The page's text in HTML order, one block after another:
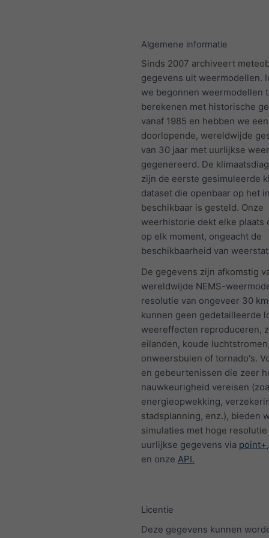
Algemene informatie
Sinds 2007 archiveert
gegevens uit weermodellen.
we begonnen weermodellen
berekenen met historische
vanaf 1985 en hebben we een
doorlopende, wereldwijde
van 30 jaar met uurlijkse
gegenereerd. De
zijn de eerste gesimuleerde
dataset die openbaar op het
beschikbaar is gesteld. Onze
weerhistorie dekt elke plaats
op elk moment, ongeacht de
beschikbaarheid van
De gegevens zijn afkomstig
wereldwijde NEMS-
resolutie van ongeveer 30
kunnen geen gedetailleerde
weereffecten reproduceren,
eilanden, koude
onweersbuien of tornado's.
en gebeurtenissen die zeer
nauwkeurigheid vereisen
energieopwekking,
stadsplanning, enz.), bieden
simulaties met hoge resolutie
uurlijkse gegevens via point+
en onze API.
Licentie
Deze gegevens kunnen